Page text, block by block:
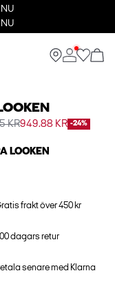
KR949.88 KR -24%
LOOKEN
frakt över 450 kr
dagars retur
senare med Klarna